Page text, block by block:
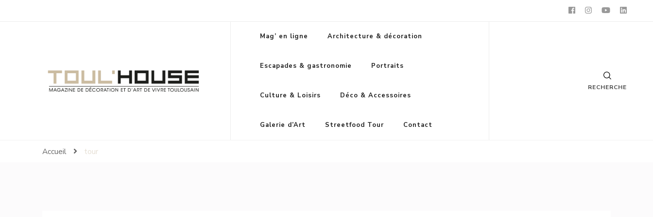
Toul'House
Magazine de Décoration et d'Art de Vivre.
Mag’ en ligne Architecture & décoration
Escapades & gastronomie Portraits
Culture & Loisirs Déco & Accessoires
Galerie d’Art Streetfood Tour Contact
RECHERCHE
Accueil tour